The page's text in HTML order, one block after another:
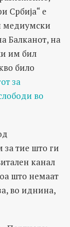
Србија“ е
медиумски
Балканот, на
им бил
било
за
во
за тие што ги
канал
што немаат
во иднина,